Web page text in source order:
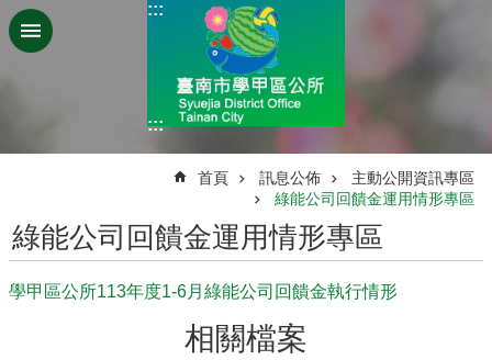
跳到主要內容區塊
:::
:::
首頁 訊息公佈
主動公開資訊專區
綠能公司回饋金運用情形專區
綠能公司回饋金運用情形專區
學甲區公所113年度1-6月綠能公司回饋金執行情形
相關檔案